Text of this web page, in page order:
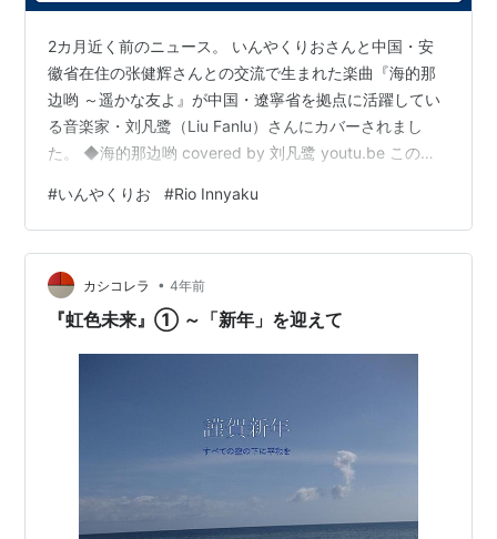
2カ月近く前のニュース。 いんやくりおさんと中国・安
徽省在住の张健辉さんとの交流で生まれた楽曲『海的那
边哟 ～遥かな友よ』が中国・遼寧省を拠点に活躍してい
る音楽家・刘凡鹭（Liu Fanlu）さんにカバーされまし
た。 ◆海的那边哟 covered by 刘凡鹭 youtu.be この件
の楽曲が中国のアーティストにカバーされました』
（『いんやく りおブログ』より）https://rioinyaku.ti-
da.net/e12445279.html 「中国のシンガーの刘凡鹭さん
が、ぼくの楽曲「海的那边哟」をカバーして下さいまし
た！ 自分の楽曲がカバ…
#いんやくりお #Rio Innyaku
カシコレラ • 4年前
『虹色未来』① ～「新年」を迎えて